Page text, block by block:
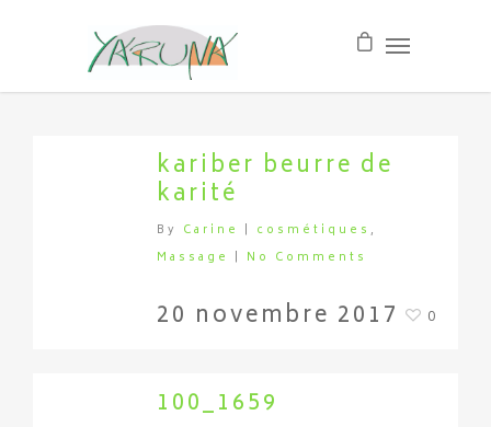
kariber beurre de
karité
By Carine | cosmétiques ,
Massage | No Comments
20 novembre 2017 0
100_1659